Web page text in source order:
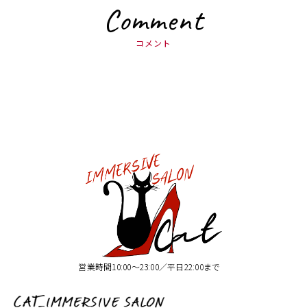
Comment
コメント
営業時間10:00〜23:00／平日22:00まで